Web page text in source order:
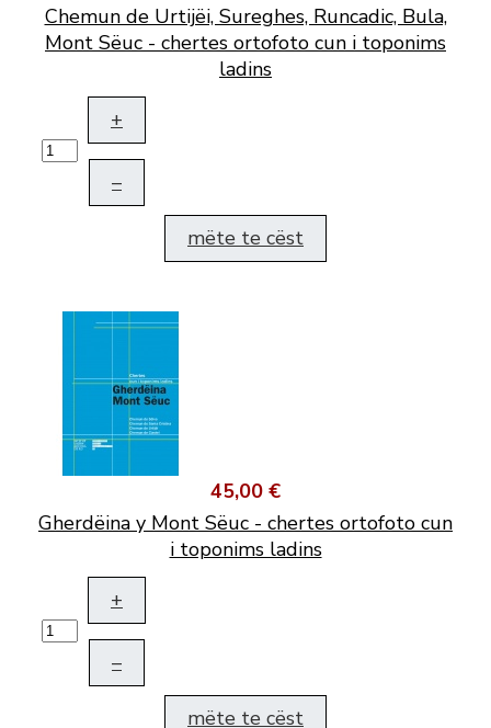
Chemun de Urtijëi, Sureghes, Runcadic, Bula,
Mont Sëuc - chertes ortofoto cun i toponims
ladins
+
–
mëte te cëst
45,00 €
Gherdëina y Mont Sëuc - chertes ortofoto cun
i toponims ladins
+
–
mëte te cëst